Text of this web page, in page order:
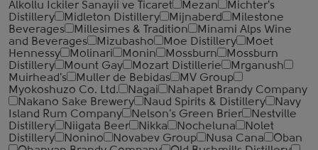
Alkollu Ickiler Sanayii ve Ticaret
Mezan
Michter's
Distillery
Midleton Distillery Mijnaberd
Milestone
Beverages
Millesimes & Tradition
Minami Alps Wine
and Beverages
Mizubasho Moe Distillery
Moet
Hennessy
Molinari Monin Mossburn
Mossburn
Distillery
Mount Gay Mozart Distillerie
Mrganush
Muirhead's
Muller de Bebidas
MV Group
Myokoshuzo Co. Ltd.
Nagai
Nahapet Brandy Company
Nakano Sake Brewery
Naud Spirits & Distillery
Navy
Island Rum Company
Nelson's Green Brier
Nestville
Distillery
Niigata Beer Nikka Nocheluna
Nolet
Distillery
Nonino Novabev Group Nusa Cana
Oban